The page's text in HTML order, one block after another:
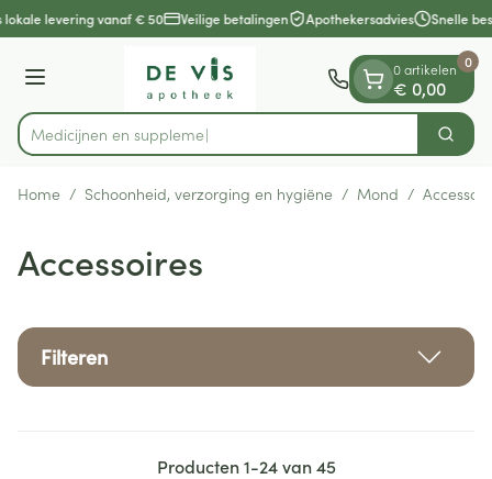
Ga naar de inhoud
1 van 1
levering vanaf € 50 Veilige betalingen Apothekersadvies Snelle
Menu
Product, merk, categorie...
Medi Zoek
0 artikelen
€ 0,00
0
Home / Schoonheid, verzorging en hygiëne / Mond /
Accessoires
Filteren
Producten1-24van45